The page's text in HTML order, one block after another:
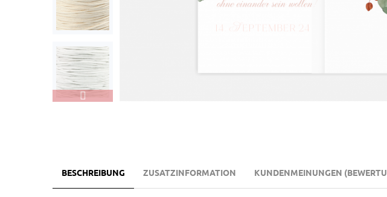
BESCHREIBUNG ZUSATZINFORMATION KUNDENMEINUNGEN